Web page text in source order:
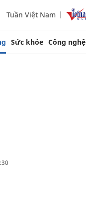
Tuần Việt Nam
Sức khỏe Công nghệ